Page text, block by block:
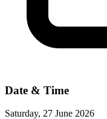
Date & Time
Saturday, 27 June 2026